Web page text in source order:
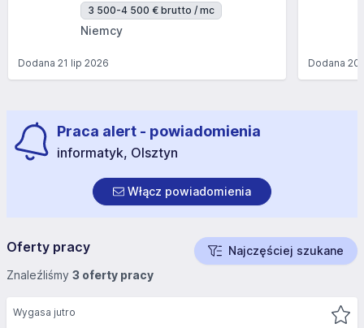
3 500-4 500 € brutto / mc
Niemcy
Dodana 21 lip 2026 Dodana20
Praca alert - powiadomienia
informatyk, Olsztyn
Włącz powiadomienia
Oferty pracy
Najczęściej szukane
Znaleźliśmy 3 oferty pracy
Wygasa jutro